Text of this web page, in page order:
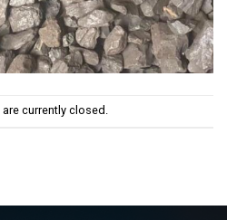
currently closed.